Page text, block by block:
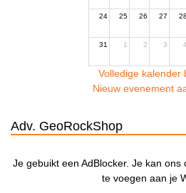
24 25 26 27 28
31 1 2 3 4
Volledige kalender
Nieuw evenement
Adv. GeoRockShop
Je gebuikt een AdBlocker. Je kan
te voegen aan je